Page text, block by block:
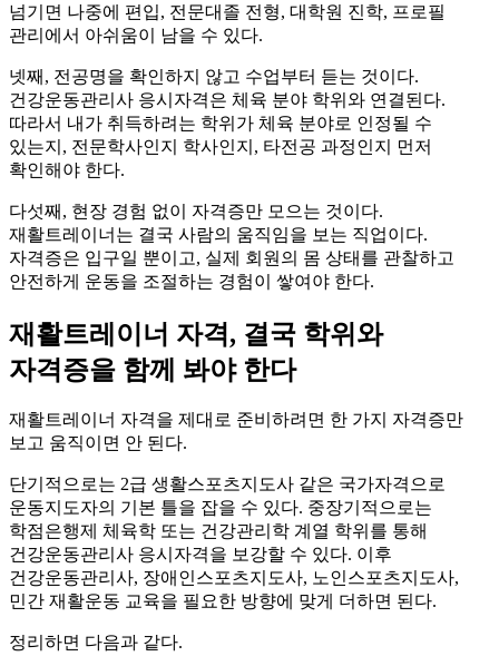
넘기면 나중에 편입, 전문대졸 전형, 대학원 진학, 프로필
관리에서 아쉬움이 남을 수 있다.
넷째, 전공명을 확인하지 않고 수업부터 듣는 것이다.
건강운동관리사 응시자격은 체육 분야 학위와 연결된다.
따라서 내가 취득하려는 학위가 체육 분야로 인정될 수
있는지, 전문학사인지 학사인지, 타전공 과정인지 먼저
확인해야 한다.
다섯째, 현장 경험 없이 자격증만 모으는 것이다.
재활트레이너는 결국 사람의 움직임을 보는 직업이다.
자격증은 입구일 뿐이고, 실제 회원의 몸 상태를 관찰하고
안전하게 운동을 조절하는 경험이 쌓여야 한다.
재활트레이너 자격, 결국 학위와
자격증을 함께 봐야 한다
재활트레이너 자격을 제대로 준비하려면 한 가지 자격증만
보고 움직이면 안 된다.
단기적으로는 2급 생활스포츠지도사 같은 국가자격으로
운동지도자의 기본 틀을 잡을 수 있다. 중장기적으로는
학점은행제 체육학 또는 건강관리학 계열 학위를 통해
건강운동관리사 응시자격을 보강할 수 있다. 이후
건강운동관리사, 장애인스포츠지도사, 노인스포츠지도사,
민간 재활운동 교육을 필요한 방향에 맞게 더하면 된다.
정리하면 다음과 같다.